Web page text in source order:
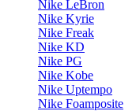
Nike LeBron
Nike Kyrie
Nike Freak
Nike KD
Nike PG
Nike Kobe
Nike Uptempo
Nike Foamposite